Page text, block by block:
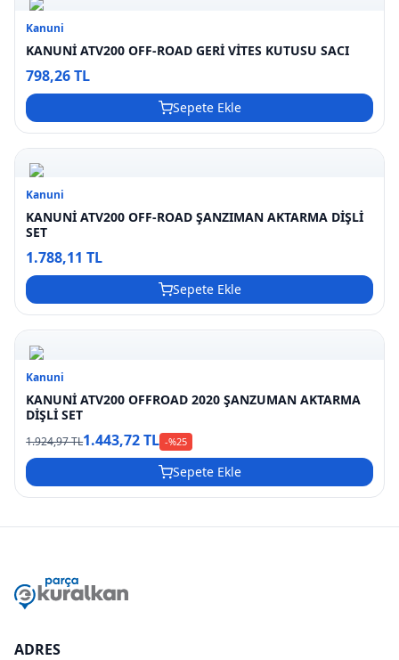
Kanuni
KANUNİ ATV200 OFF-ROAD GERİ VİTES KUTUSU SACI
798,26 TL
Sepete Ekle
Kanuni
KANUNİ ATV200 OFF-ROAD ŞANZIMAN AKTARMA DİŞLİ
SET
1.788,11 TL
Sepete Ekle
Kanuni
KANUNİ ATV200 OFFROAD 2020 ŞANZUMAN AKTARMA
DİŞLİ SET
1.924,97 TL1.443,72 TL -%25
Sepete Ekle
ADRES